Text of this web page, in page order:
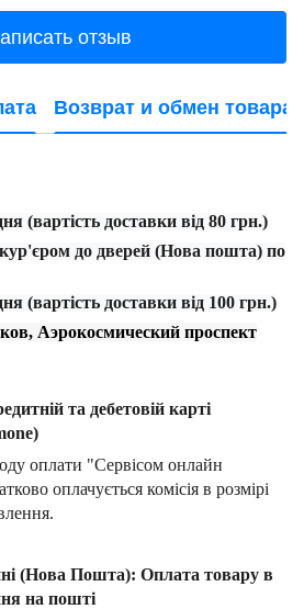
отзыв
Возврат и обмен товара
(вартість доставки від 80 грн.)
до дверей (Нова пошта) по
(вартість доставки від 100 грн.)
Аэрокосмический проспект
та дебетовій карті
оплати "Сервісом онлайн
оплачується комісія в розмірі
(Нова Пошта): Оплата товару в
на пошті